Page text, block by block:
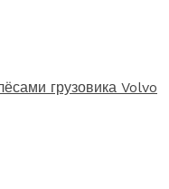
грузовика Volvo